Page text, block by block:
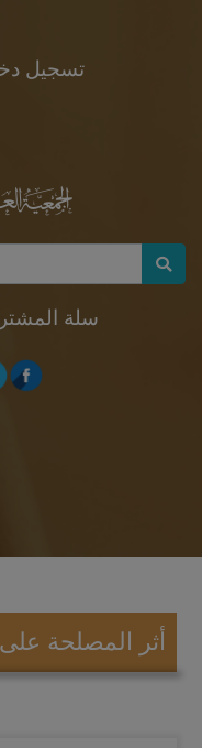
تسجيل
سلة
أثر المصلحة